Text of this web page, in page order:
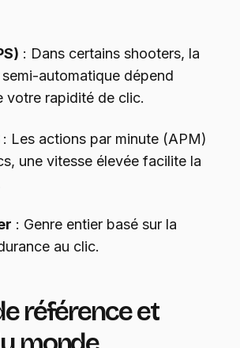
: Dans certains shooters, la
automatique dépend
votre rapidité de clic.
: Les actions par minute (APM)
une vitesse élevée facilite la
: Genre entier basé sur la
au clic.
référence et